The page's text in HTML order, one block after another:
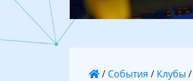
/ События / Клубы /